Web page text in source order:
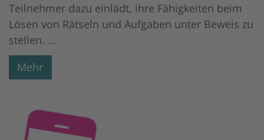
Teilnehmer dazu einlädt, ihre Fähigkeiten beim
Lösen von Rätseln und Aufgaben unter Beweis zu
stellen. ...
Mehr